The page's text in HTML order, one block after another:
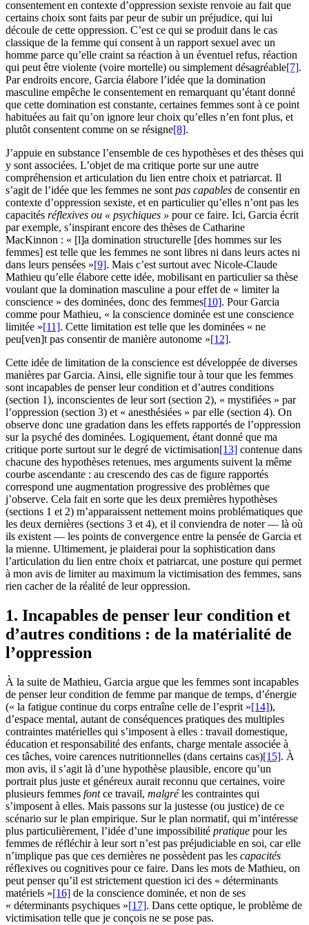
consentement en contexte d’oppression sexiste renvoie au fait que
certains choix sont faits par peur de subir un préjudice, qui lui
découle de cette oppression. C’est ce qui se produit dans le cas
classique de la femme qui consent à un rapport sexuel avec un
homme parce qu’elle craint sa réaction à un éventuel refus, réaction
qui peut être violente (voire mortelle) ou simplement désagréable[7].
Par endroits encore, Garcia élabore l’idée que la domination
masculine empêche le consentement en remarquant qu’étant donné
que cette domination est constante, certaines femmes sont à ce point
habituées au fait qu’on ignore leur choix qu’elles n’en font plus, et
plutôt consentent comme on se résigne[8].
J’appuie en substance l’ensemble de ces hypothèses et des thèses qui
y sont associées. L’objet de ma critique porte sur une autre
compréhension et articulation du lien entre choix et patriarcat. Il
s’agit de l’idée que les femmes ne sontpas capables de consentir en
contexte d’oppression sexiste, et en particulier qu’elles n’ont pas les
capacités réflexives ou « psychiques » pour ce faire. Ici, Garcia écrit
par exemple, s’inspirant encore des thèses de Catharine
MacKinnon : « [l]a domination structurelle [des hommes sur les
femmes] est telle que les femmes ne sont libres ni dans leurs actes ni
dans leurs pensées »[9]. Mais c’est surtout avec Nicole-Claude
Mathieu qu’elle élabore cette idée, mobilisant en particulier sa thèse
voulant que la domination masculine a pour effet de « limiter la
conscience » des dominées, donc des femmes[10]. Pour Garcia
comme pour Mathieu, « la conscience dominée est une conscience
limitée »[11]. Cette limitation est telle que les dominées « ne
peu[ven]t pas consentir de manière autonome »[12].
Cette idée de limitation de la conscience est développée de diverses
manières par Garcia. Ainsi, elle signifie tour à tour que les femmes
sont incapables de penser leur condition et d’autres conditions
(section 1), inconscientes de leur sort (section 2), « mystifiées » par
l’oppression (section 3) et « anesthésiées » par elle (section 4). On
observe donc une gradation dans les effets rapportés de l’oppression
sur la psyché des dominées. Logiquement, étant donné que ma
critique porte surtout sur le degré de victimisation[13] contenue dans
chacune des hypothèses retenues, mes arguments suivent la même
courbe ascendante : au crescendo des cas de figure rapportés
correspond une augmentation progressive des problèmes que
j’observe. Cela fait en sorte que les deux premières hypothèses
(sections 1 et 2) m’apparaissent nettement moins problématiques que
les deux dernières (sections 3 et 4), et il conviendra de noter — là où
ils existent — les points de convergence entre la pensée de Garcia et
la mienne. Ultimement, je plaiderai pour la sophistication dans
l’articulation du lien entre choix et patriarcat, une posture qui permet
à mon avis de limiter au maximum la victimisation des femmes, sans
rien cacher de la réalité de leur oppression.
1. Incapables de penser leur condition et
d’autres conditions : de la matérialité de
l’oppression
À la suite de Mathieu, Garcia argue que les femmes sont incapables
de penser leur condition de femme par manque de temps, d’énergie
(« la fatigue continue du corps entraîne celle de l’esprit »[14]),
d’espace mental, autant de conséquences pratiques des multiples
contraintes matérielles qui s’imposent à elles : travail domestique,
éducation et responsabilité des enfants, charge mentale associée à
ces tâches, voire carences nutritionnelles (dans certains cas)[15]. À
mon avis, il s’agit là d’une hypothèse plausible, encore qu’un
portrait plus juste et généreux aurait reconnu que certaines, voire
plusieurs femmes fontce travail, malgréles contraintes qui
s’imposent à elles. Mais passons sur la justesse (ou justice) de ce
scénario sur le plan empirique. Sur le plan normatif, qui m’intéresse
plus particulièrement, l’idée d’une impossibilité pratique pour les
femmes de réfléchir à leur sort n’est pas préjudiciable en soi, car elle
n’implique pas que ces dernières ne possèdent pas les capacités
réflexives ou cognitives pour ce faire. Dans les mots de Mathieu, on
peut penser qu’il est strictement question ici des « déterminants
matériels »[16] de la conscience dominée, et non de ses
« déterminants psychiques »[17]. Dans cette optique, le problème de
victimisation telle que je conçois ne se pose pas.